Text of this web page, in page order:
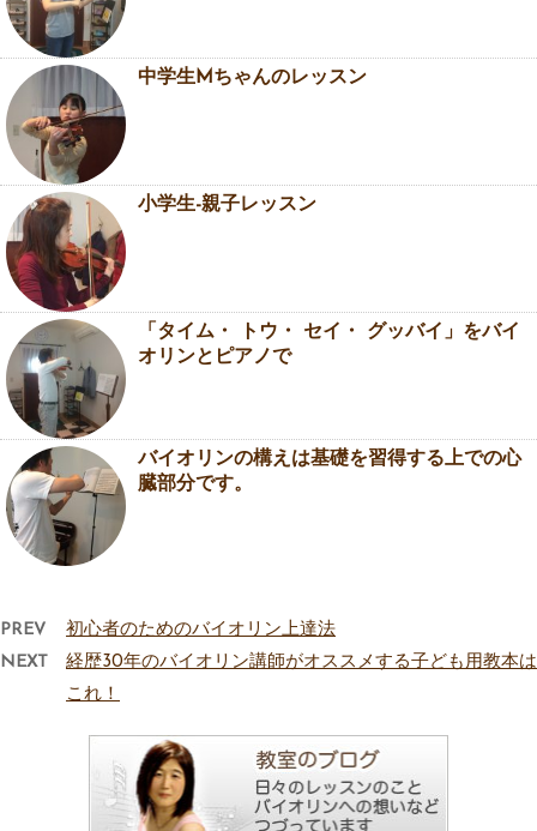
中学生Mちゃんのレッスン
小学生-親子レッスン
「タイム・ トウ・ セイ・ グッバイ」をバイ
オリンとピアノで
バイオリンの構えは基礎を習得する上での心
臓部分です。
PREV
初心者のためのバイオリン上達法
NEXT
経歴30年のバイオリン講師がオススメする子ども用教本は
これ！